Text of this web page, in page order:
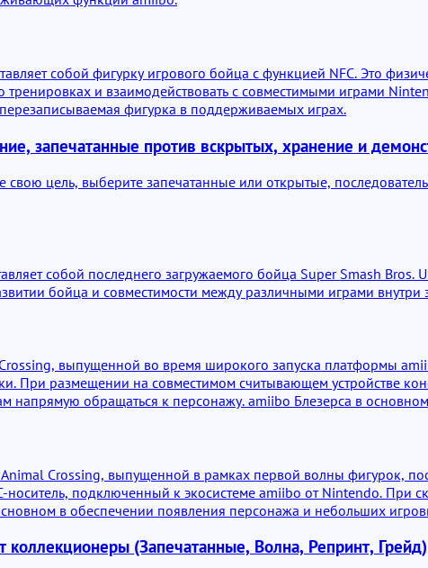
собой фигурку игрового бойца с функцией NFC. Это
и взаимодействовать с совместимыми играми
фигурка в поддерживаемых играх.
запечатанные против вскрытых, хранение и
свою цель, выберите запечатанные или открытые,
собой последнего загружаемого бойца Super Smash
бойца и совместимости между различными играми внутри
выпущенной во время широкого запуска платформы
При размещении на совместимом считывающем устройстве
напрямую обращаться к персонажу. amiibo Блезерса в
Crossing, выпущенной в рамках первой волны фигурок,
подключенный к экосистеме amiibo от Nintendo. При
в обеспечении появления персонажа и небольших
(Запечатанные, Волна, Репринт, Грейд)